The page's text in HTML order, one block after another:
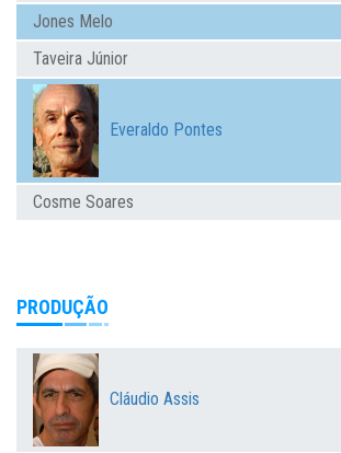
Jones Melo
Taveira Júnior
Everaldo Pontes
Cosme Soares
PRODUÇÃO
Cláudio Assis